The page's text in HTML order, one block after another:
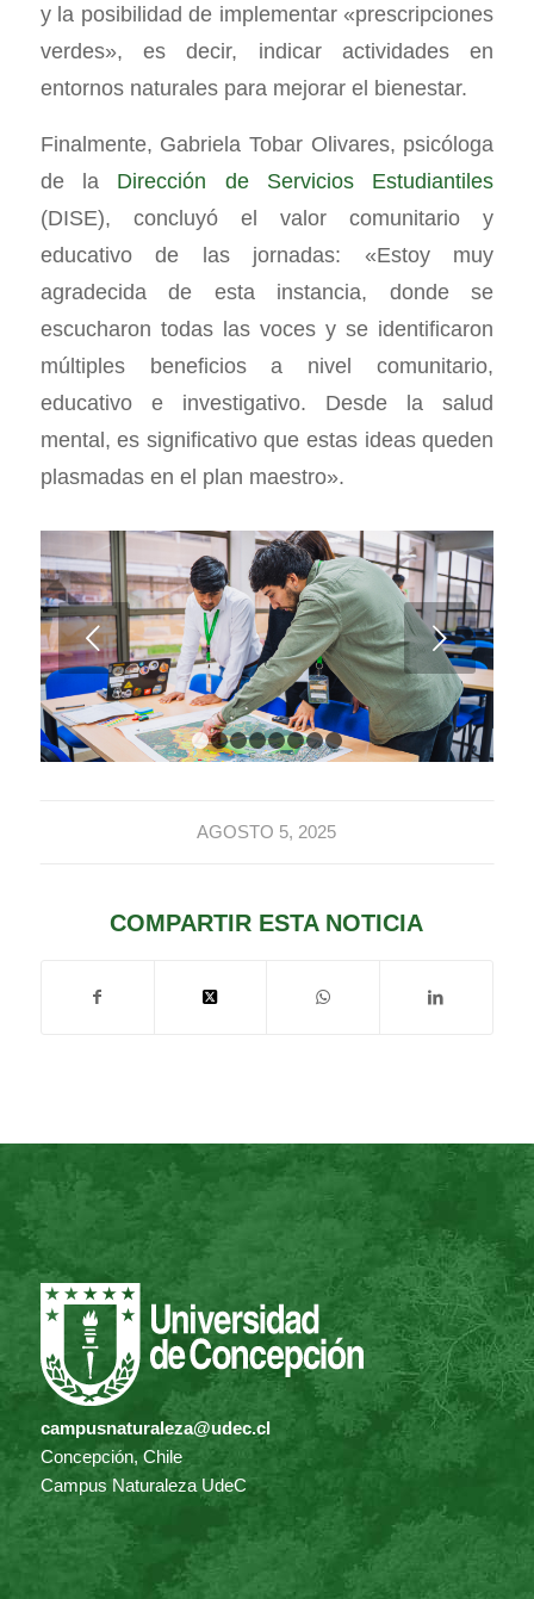
y la posibilidad de implementar «prescripciones
verdes», es decir, indicar actividades en
entornos naturales para mejorar el bienestar.
Finalmente, Gabriela Tobar Olivares, psicóloga
de la Dirección de Servicios Estudiantiles
(DISE), concluyó el valor comunitario y
educativo de las jornadas: «Estoy muy
agradecida de esta instancia, donde se
escucharon todas las voces y se identificaron
múltiples beneficios a nivel comunitario,
educativo e investigativo. Desde la salud
mental, es significativo que estas ideas queden
plasmadas en el plan maestro».
Posterior
1 2 3 4 5 6 7 8
AGOSTO 5, 2025
COMPARTIR ESTA NOTICIA
campusnaturaleza@udec.cl
Concepción, Chile
Campus Naturaleza UdeC